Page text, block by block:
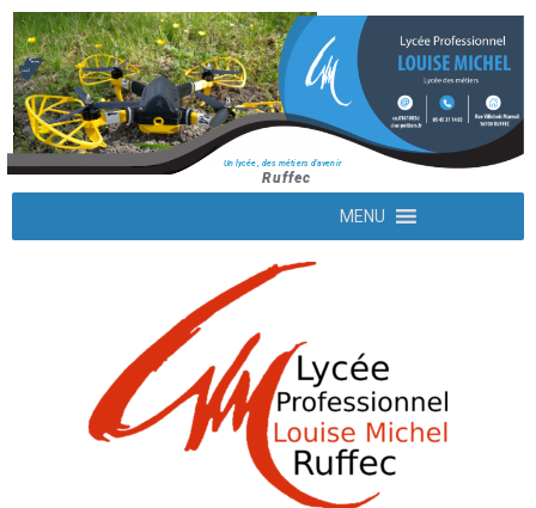
Un lycée, des métiers d'avenir
Ruffec
MENU